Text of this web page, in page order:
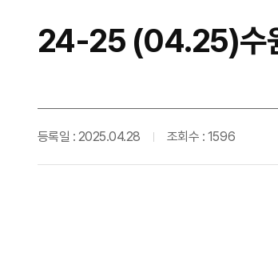
24-25 (04.25)수
등록일 : 2025.04.28 조회수 : 1596